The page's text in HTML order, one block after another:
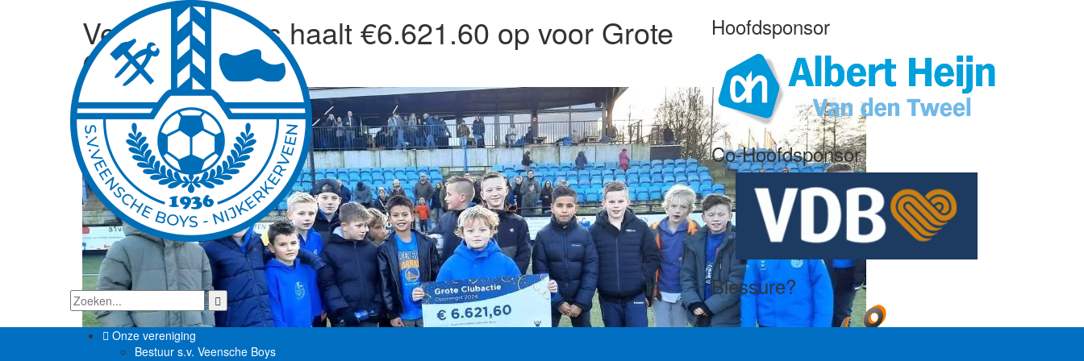
Onze vereniging
Bestuur s.v. Veensche Boys
Veensche Boys haalt €6.621.60 op voor Grote
Clubactie
Hoofdsponsor
Co-Hoofdsponsor
Blessure?